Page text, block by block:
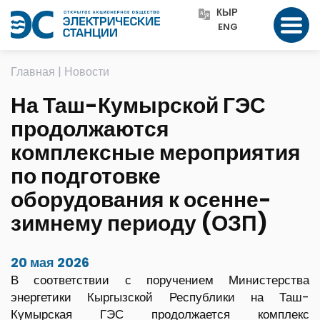
КЫР
ENG
Главная | Новости
На Таш-Кумырской ГЭС
продолжаются
комплексные мероприятия
по подготовке
оборудования к осенне-
зимнему периоду (ОЗП)
20 мая 2026
В соответствии с поручением Министерства
энергетики Кыргызской Республики на Таш-
Кумырская ГЭС продолжается комплекс